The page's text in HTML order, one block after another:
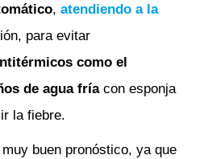
, atendiendo a la
para evitar
como el
de agua fríacon esponja
la fiebre.
buen pronóstico, ya que